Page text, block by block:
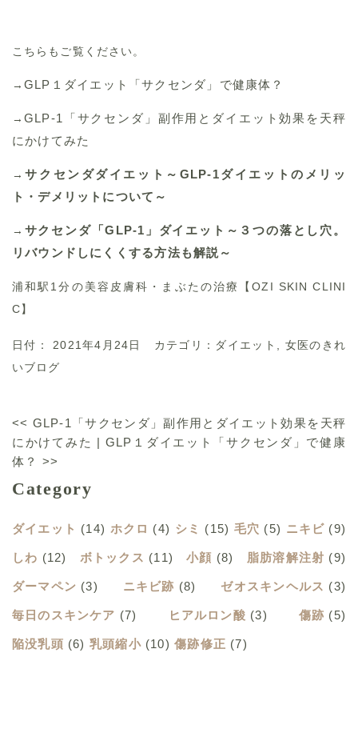
こちらもご覧ください。
→GLP１ダイエット「サクセンダ」で健康体？
→GLP-1「サクセンダ」副作用とダイエット効果を天秤
にかけてみた
→ サクセンダダイエット～GLP-1ダイエットのメリッ
ト・デメリットについて～
→ サクセンダ「GLP-1」ダイエット～３つの落とし穴。
リバウンドしにくくする方法も解説～
浦和駅1分の美容皮膚科・まぶたの治療【OZI SKIN CLINI
C】
日付： 2021年4月24日 カテゴリ： ダイエット
女医のきれ
いブログ
<< GLP-1「サクセンダ」副作用とダイエット効果を天秤
にかけてみた | GLP１ダイエット「サクセンダ」で健康
体？ >>
Category
ダイエット (14) ホクロ (4) シミ (15) 毛穴 (5) ニキビ (9)
しわ (12) ボトックス (11) 小顔 (8) 脂肪溶解注射 (9)
ダーマペン (3) ニキビ跡 (8) ゼオスキンヘルス (3)
毎日のスキンケア (7) ヒアルロン酸 (3) 傷跡 (5)
陥没乳頭 (6) 乳頭縮小(10) 傷跡修正 (7)